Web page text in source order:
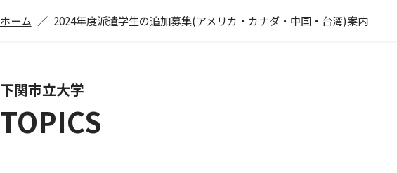
ホーム 2024年度派遣学生の追加募集(アメリカ・カナダ・中国・台湾)案内
下関市立大学
TOPICS